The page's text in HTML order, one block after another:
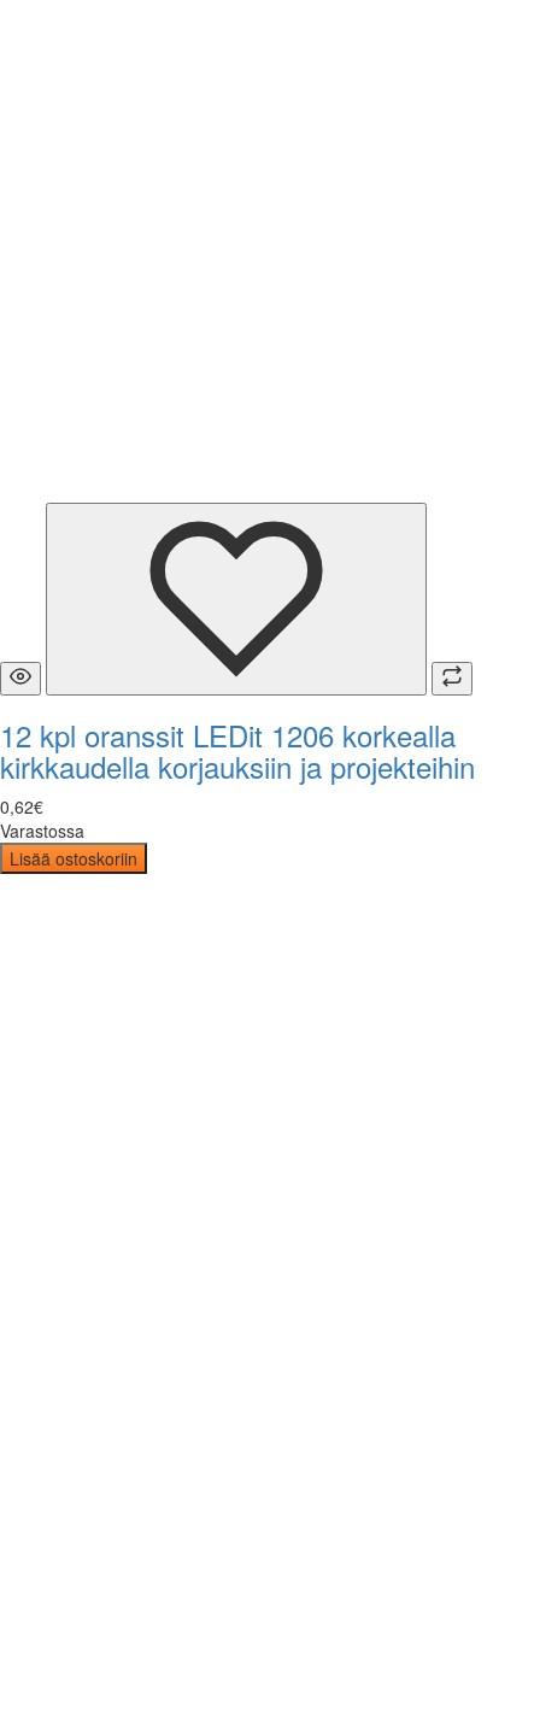
12 kpl oranssit LEDit 1206 korkealla
kirkkaudella korjauksiin ja projekteihin
0,62€
Varastossa
Lisää ostoskoriin